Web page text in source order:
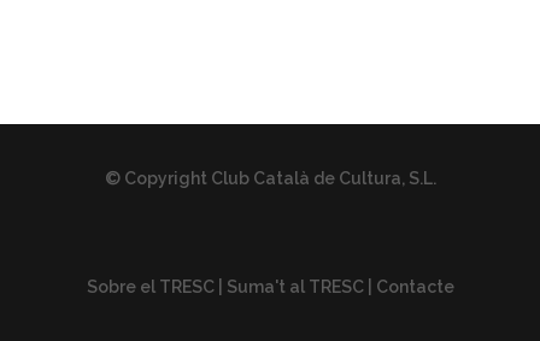
© Copyright Club Català de Cultura, S.L.
Sobre el TRESC| Suma't al TRESC| Contacte